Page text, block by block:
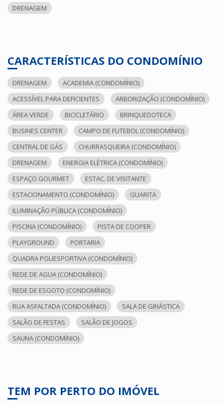
DRENAGEM
CARACTERÍSTICAS DO CONDOMÍNIO
DRENAGEM
ACADEMIA (CONDOMÍNIO)
ACESSÍVEL PARA DEFICIENTES
ARBORIZAÇÃO (CONDOMÍNIO)
ÁREA VERDE
BICICLETÁRIO
BRINQUEDOTECA
BUSINES CENTER
CAMPO DE FUTEBOL (CONDOMÍNIO)
CENTRAL DE GÁS
CHURRASQUEIRA (CONDOMÍNIO)
DRENAGEM
ENERGIA ELÉTRICA (CONDOMÍNIO)
ESPAÇO GOURMET
ESTAC. DE VISITANTE
ESTACIONAMENTO (CONDOMÍNIO)
GUARITA
ILUMINAÇÃO PÚBLICA (CONDOMÍNIO)
PISCINA (CONDOMÍNIO)
PISTA DE COOPER
PLAYGROUND
PORTARIA
QUADRA POLIESPORTIVA (CONDOMÍNIO)
REDE DE AGUA (CONDOMÍNIO)
REDE DE ESGOTO (CONDOMÍNIO)
RUA ASFALTADA (CONDOMÍNIO)
SALA DE GINÁSTICA
SALÃO DE FESTAS
SALÃO DE JOGOS
SAUNA (CONDOMÍNIO)
TEM POR PERTO DO IMÓVEL